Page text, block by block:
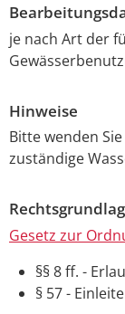
je nach Art der
Hinweise
Bitte wenden
zuständige
Gesetz zur
§§ 8 ff. -
§ 57 -